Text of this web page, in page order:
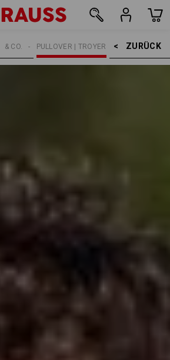
ZURÜCK    >
PULLOVER | TROYER
& CO.